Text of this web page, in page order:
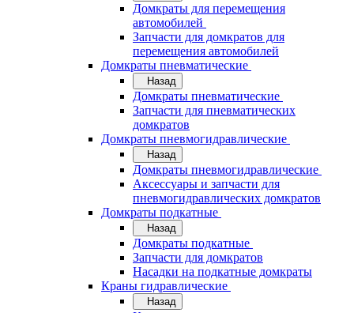
Домкраты для перемещения
автомобилей
Запчасти для домкратов для
перемещения автомобилей
Домкраты пневматические
Назад
Домкраты пневматические
Запчасти для пневматических
домкратов
Домкраты пневмогидравлические
Назад
Домкраты пневмогидравлические
Аксессуары и запчасти для
пневмогидравлических домкратов
Домкраты подкатные
Назад
Домкраты подкатные
Запчасти для домкратов
Насадки на подкатные домкраты
Краны гидравлические
Назад